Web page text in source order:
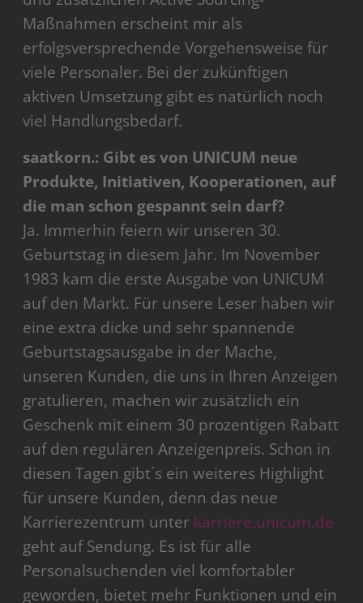
Maßnahmen erscheint mir als
erfolgsversprechende Vorgehensweise für
viele Personaler. Bei der zukünftigen
aktiven Umsetzung gibt es natürlich noch
viel Handlungsbedarf.
saatkorn.: Gibt es von UNICUM neue
Produkte, Initiativen, Kooperationen, auf
die man schon gespannt sein darf?
Ja. Immerhin feiern wir unseren 30.
Geburtstag in diesem Jahr. Im November
1983 kam die erste Ausgabe von UNICUM
auf den Markt. Für unsere Leser haben wir
eine extra dicke und sehr spannende
Geburtstagsausgabe in der Mache,
unseren Kunden, die uns in Ihren Anzeigen
gratulieren, machen wir zusätzlich ein
Geschenk mit einem 30 prozentigen Rabatt
auf den regulären Anzeigenpreis. Schon in
diesen Tagen gibt´s ein weiteres Highlight
für unsere Kunden, denn das neue
Karrierezentrum unter karriere.unicum.de
geht auf Sendung. Es ist für alle
Personalsuchenden viel komfortabler
geworden, bietet mehr Funktionen und ein